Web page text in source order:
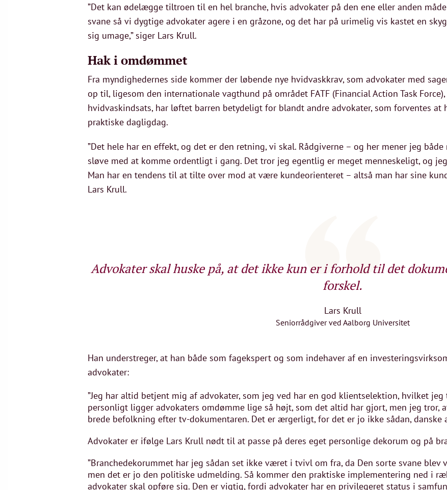
”Det kan ødelægge tiltroen til en hel branche, hvis advokater på den ene eller anden
svane så vi dygtige advokater agere i en gråzone, og det har på urimelig vis kastet en
sig umage,” siger Lars Krull.
Hak i omdømmet
Fra myndighedernes side kommer der løbende nye hvidvaskkrav, som advokater med
op til, ligesom den internationale vagthund på området FATF (Financial Action Task
hvidvaskindsats, har løftet barren betydeligt for blandt andre advokater, som forventes at
praktiske dagligdag.
”Det hele har en effekt, og det er den retning, vi skal. Rådgiverne – og her mener jeg
sløve med at komme ordentligt i gang. Det tror jeg egentlig er meget menneskeligt, og
Man har en tendens til at tilte over mod at være kundeorienteret – altså man har sine
Lars Krull.
Advokater skal huske på, at det ikke kun er i forhold til det
forskel.
Lars Krull
Seniorrådgiver ved Aalborg Universitet
Han understreger, at han både som fagekspert og som indehaver af en
advokater:
”Jeg har altid betjent mig af advokater, som jeg ved har en god klientselektion, hvilket jeg
personligt ligger advokaters omdømme lige så højt, som det altid har gjort, men jeg tror,
brede befolkning efter tv-dokumentaren. Det er ærgerligt, for det er jo ikke sådan, danske
Advokater er ifølge Lars Krull nødt til at passe på deres eget personlige dekorum og på
”Branchedekorummet har jeg sådan set ikke været i tvivl om fra, da Den sorte svane blev
men det er jo den politiske udmelding. Så kommer den praktiske implementering ned i
advokater skal opføre sig. Den er vigtig, fordi advokater har en privilegeret status i